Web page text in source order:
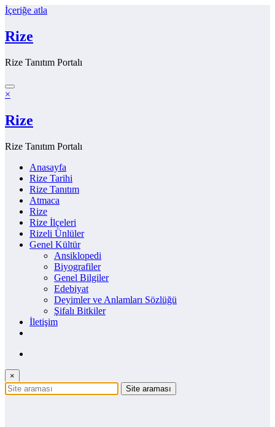
İçeriğe atla
Rize
Rize Tanıtım Portalı
×
Rize
Rize Tanıtım Portalı
Anasayfa
Rize Tarihi
Rize Tanıtım
Atmaca
Rize
Rize İlçeleri
Rizeli Ünlüler
Genel Kültür
Ansiklopedi
Biyografiler
Genel Bilgiler
Edebiyat
Deyimler ve Anlamları Sözlüğü
Şifalı Bitkiler
İletişim
×